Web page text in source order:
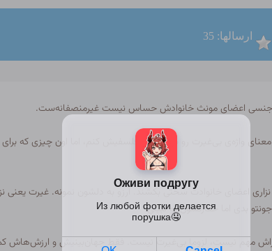
ارسالها: 35
جنسی اعضای مونث خانوادش حساس نیست غیرمنصفانه‌ست.
واژه‌ی بی‌غیرت رو بپیچونم و فلسفیش کنم، اما اون چیزی که
اعضای خانوادت سختی بکشند. آرزو به دلشون نمونه. غیرت یعنی
بدی اما حقارتشون رو نبینی.
براش مهم نیست، لزوما بی‌غیرت نیست. فقط جهان‌بینیش و ارزش‌هاش